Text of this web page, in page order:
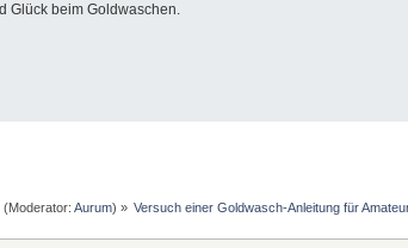
Glück beim Goldwaschen.
(Moderator: Aurum) » Versuch einer Goldwasch-Anleitung für